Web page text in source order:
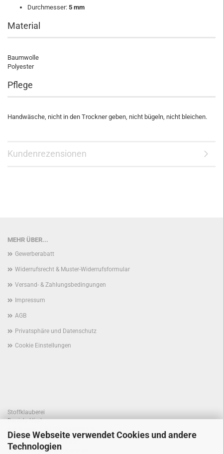
Diese Webseite verwendet Cookies und andere
Technologien
Durchmesser: 5 mm
Material
Baumwolle
Polyester
Pflege
Handwäsche, nicht in den Trockner geben, nicht bügeln, nicht bleichen.
Kundenrezensionen
MEHR ÜBER...
Gewerberabatt
Widerrufsrecht & Muster-Widerrufsformular
Versand- & Zahlungsbedingungen
Impressum
AGB
Privatsphäre und Datenschutz
Cookie Einstellungen
Stoffklauberei
Daniela Hierl
Telefon +49 170 41 55 820
E-Mail: info@stoffklauberei.de